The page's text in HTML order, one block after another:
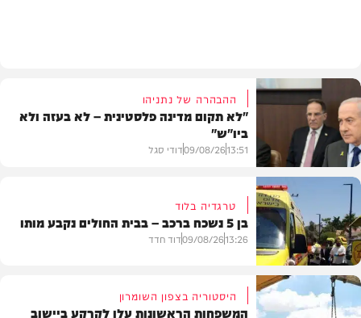
חדשות
ההבהרה של נתניהו
"לא תקום מדינה פלסטינית – לא בעזה ולא
ביו"ש"
13:51
09/08/26דודי סגל
טרגדיה בלוד
בן 5 נשכח ברכב – בבית החולים נקבע מותו
13:26
09/08/26דוד חדד
היסטוריה בצפון השומרון
המשפחות הראשונות עלו לקרקע ביישוב